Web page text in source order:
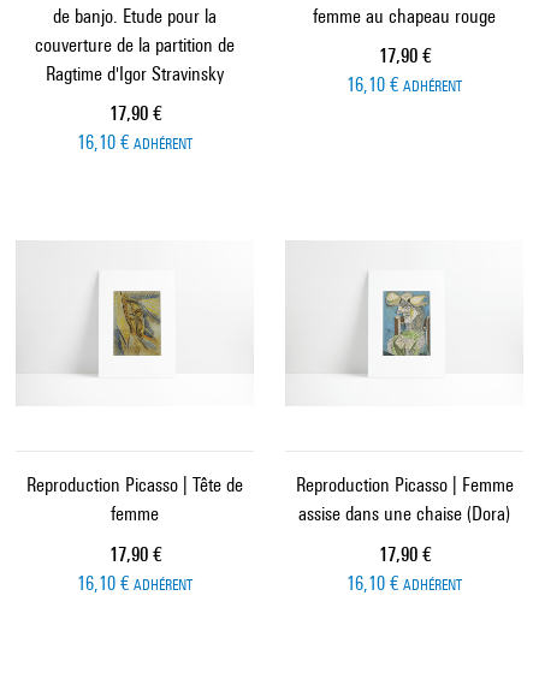
de banjo. Etude pour la
couverture de la partition de
Ragtime d'Igor Stravinsky
Prix ​​actuel
17,90 €
16,10 € ADHÉRENT
femme au chapeau rouge
Prix ​​actuel
17,90 €
16,10 € ADHÉRENT
Reproduction Picasso | Tête de
femme
Prix ​​actuel
17,90 €
16,10 € ADHÉRENT
Reproduction Picasso | Femme
assise dans une chaise (Dora)
Prix ​​actuel
17,90 €
16,10 € ADHÉRENT